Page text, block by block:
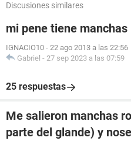
Discusiones similares
mi pene tiene
IGNACIO10 - 22 ago 2013 a las 22:56
Gabriel - 27 sep 2023 a las 07:59
25 respuestas
Me salieron manchas
parte del glande) y